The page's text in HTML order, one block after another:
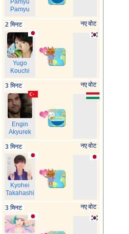
Pamyu
Pamyu
2 मिनट नए वोट
Yugo
Kouchi
3 मिनट नए वोट
Engin
Akyurek
3 मिनट नए वोट
Kyohei
Takahashi
3 मिनट नए वोट